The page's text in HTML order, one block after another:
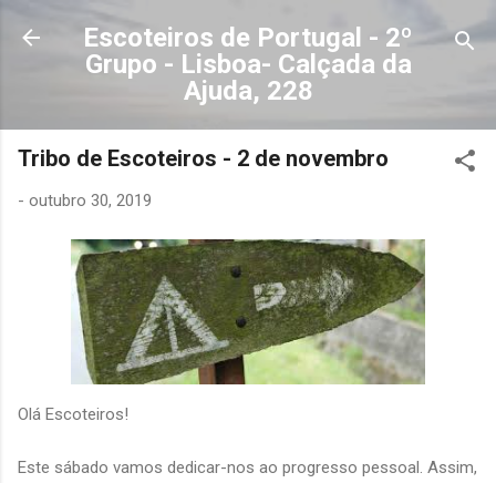
Avançar para o conteúdo principal
Escoteiros de Portugal - 2º
Grupo - Lisboa- Calçada da
Ajuda, 228
Tribo de Escoteiros - 2 de novembro
- outubro 30, 2019
Olá Escoteiros!
Este sábado vamos dedicar-nos ao progresso pessoal. Assim,